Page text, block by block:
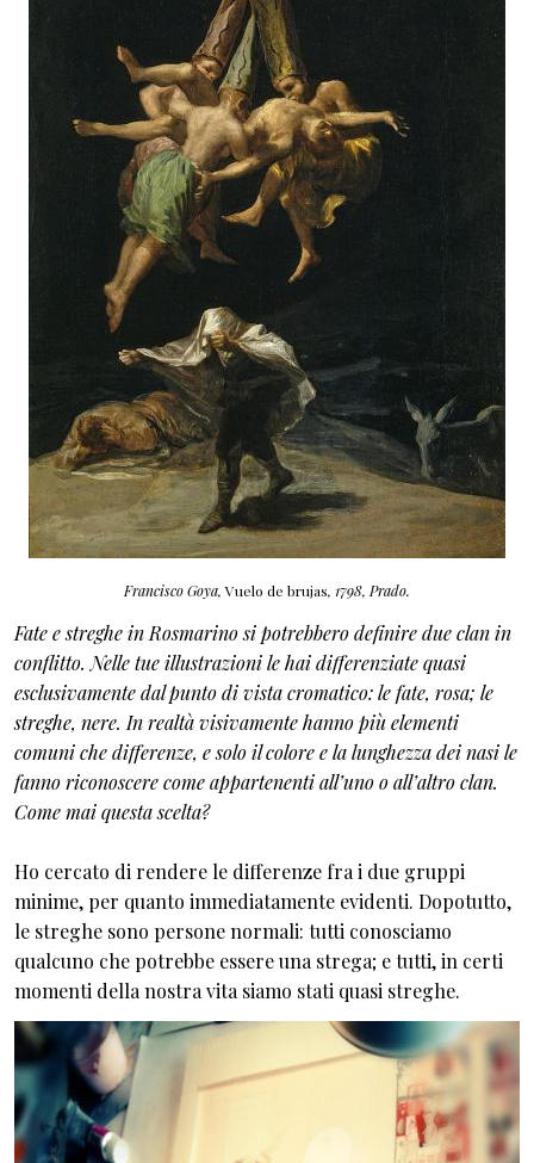
Francisco Goya,Vuelo de brujas, 1798, Prado.
Fate e streghe in Rosmarino si potrebbero definire due clan in
conflitto. Nelle tue illustrazioni le hai differenziate quasi
esclusivamente dal punto di vista cromatico: le fate, rosa; le
streghe, nere. In realtà visivamente hanno più elementi
comuni che differenze, e solo il colore e la lunghezza dei nasi le
fanno riconoscere come appartenenti all’uno o all’altro clan.
Come mai questa scelta?
Ho cercato di rendere le differenze fra i due gruppi
minime, per quanto immediatamente evidenti. Dopotutto,
le streghe sono persone normali: tutti conosciamo
qualcuno che potrebbe essere una strega; e tutti, in certi
momenti della nostra vita siamo stati quasi streghe.